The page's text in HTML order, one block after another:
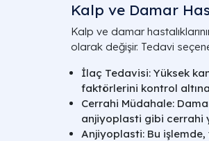
Kalp ve Damar
Kalp ve damar
olarak değişir. Tedavi
İlaç Tedavisi: Yüksek
faktörlerini kontrol
Cerrahi Müdahale:
anjiyoplasti gibi cerrahi
Anjiyoplasti: Bu işlemde,